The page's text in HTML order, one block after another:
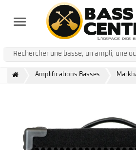
Menu
Amplifications Basses